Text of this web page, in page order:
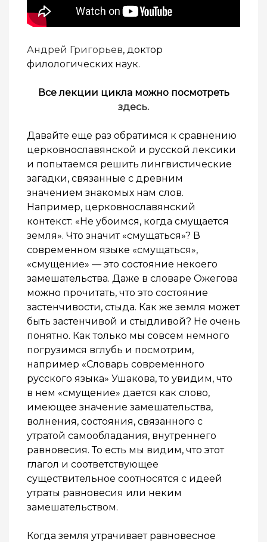
Андрей Григорьев, доктор
филологических наук.
Все лекции цикла можно посмотреть
здесь.
Давайте еще раз обратимся к сравнению
церковнославянской и русской лексики
и попытаемся решить лингвистические
загадки, связанные с древним
значением знакомых нам слов.
Например, церковнославянский
контекст: «Не убоимся, когда смущается
земля». Что значит «смущаться»? В
современном языке «смущаться»,
«смущение» — это состояние некоего
замешательства. Даже в словаре Ожегова
можно прочитать, что это состояние
застенчивости, стыда. Как же земля может
быть застенчивой и стыдливой? Не очень
понятно. Как только мы совсем немного
погрузимся вглубь и посмотрим,
например «Словарь современного
русского языка» Ушакова, то увидим, что
в нем «смущение» дается как слово,
имеющее значение замешательства,
волнения, состояния, связанного с
утратой самообладания, внутреннего
равновесия. То есть мы видим, что этот
глагол и соответствующее
существительное соотносятся с идеей
утраты равновесия или неким
замешательством.
Когда земля утрачивает равновесное